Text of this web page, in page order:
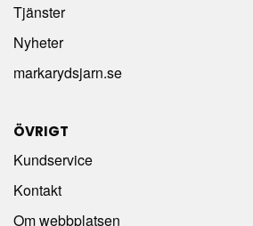
Tjänster
Nyheter
markarydsjarn.se
ÖVRIGT
Kundservice
Kontakt
Om webbplatsen